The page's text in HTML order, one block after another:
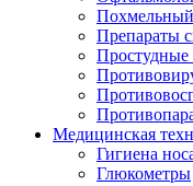
Препараты
Простудные
Медицинская
Гигиена
Глюкометры